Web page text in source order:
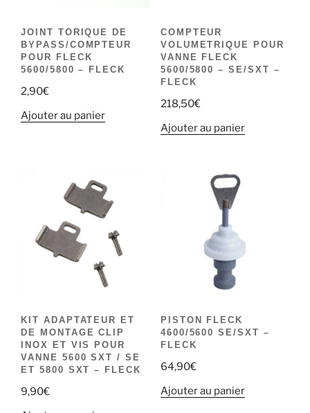
JOINT TORIQUE DE
BYPASS/COMPTEUR
POUR FLECK
5600/5800 – FLECK
2,90€
Ajouter au panier
COMPTEUR
VOLUMETRIQUE POUR
VANNE FLECK
5600/5800 – SE/SXT –
FLECK
218,50€
Ajouter au panier
KIT ADAPTATEUR ET
DE MONTAGE CLIP
INOX ET VIS POUR
VANNE 5600 SXT / SE
ET 5800 SXT – FLECK
9,90€
PISTON FLECK
4600/5600 SE/SXT –
FLECK
64,90€
Ajouter au panier